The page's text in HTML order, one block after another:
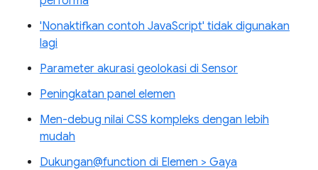
'Nonaktifkan contoh JavaScript' tidak digunakan
lagi
Parameter akurasi geolokasi di Sensor
Peningkatan panel elemen
Men-debug nilai CSS kompleks dengan lebih
mudah
Dukungan@function di Elemen > Gaya